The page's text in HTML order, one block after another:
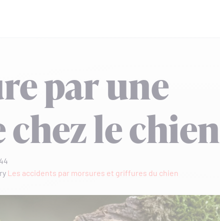
par une
le chien
Les accidents par morsures et griffures du chien